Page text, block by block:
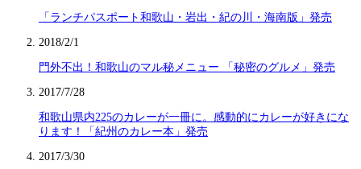
「ランチパスポート和歌山・岩出・紀の川・海南版」発売
2018/2/1
門外不出！和歌山のマル秘メニュー 「秘密のグルメ」発売
2017/7/28
和歌山県内225のカレーが一冊に。感動的にカレーが好きにな
ります！「紀州のカレー本」発売
2017/3/30